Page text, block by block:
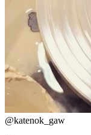
@katenok_gaw